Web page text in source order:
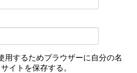
用するためブラウザーに自分の名
イトを保存する。